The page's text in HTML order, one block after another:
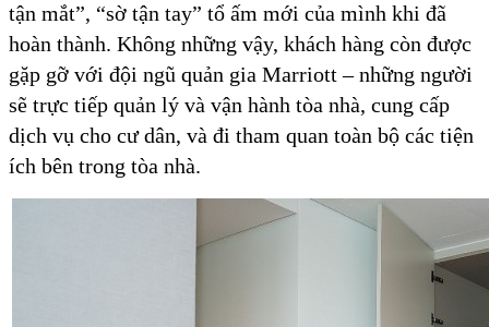
tận mắt”, “sờ tận tay” tổ ấm mới của mình khi đã
hoàn thành. Không những vậy, khách hàng còn được
gặp gỡ với đội ngũ quản gia Marriott – những người
sẽ trực tiếp quản lý và vận hành tòa nhà, cung cấp
dịch vụ cho cư dân, và đi tham quan toàn bộ các tiện
ích bên trong tòa nhà.